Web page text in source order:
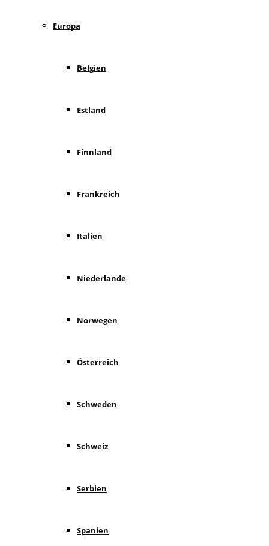
Europa
Belgien
Estland
Finnland
Frankreich
Italien
Niederlande
Norwegen
Österreich
Schweden
Schweiz
Serbien
Spanien